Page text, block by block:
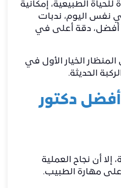
الطبيعية، إمكانية
نفس اليوم، ندبات
دقة أعلى في
الخيار الأول في
الحديثة.
أفضل دكتور
إلا أن نجاح العملية
مهارة الطبيب.